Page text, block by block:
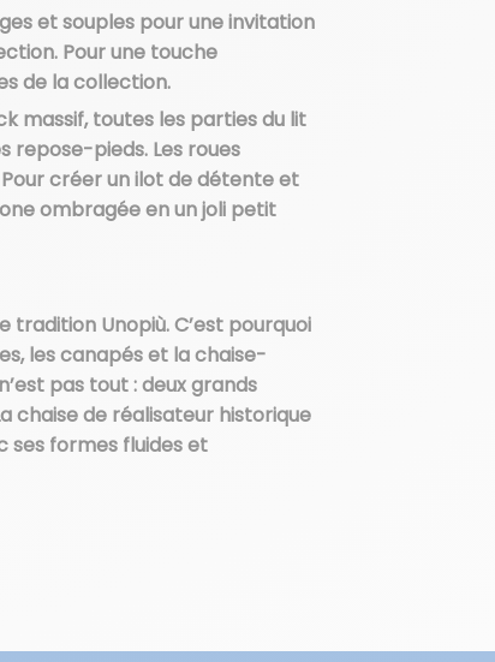
et souples pour une invitation
Pour une touche
de la collection.
massif, toutes les parties du lit
repose-pieds. Les roues
créer un ilot de détente et
ombragée en un joli petit
Unopiù. C’est pourquoi
les canapés et la chaise-
pas tout : deux grands
chaise de réalisateur historique
ses formes fluides et